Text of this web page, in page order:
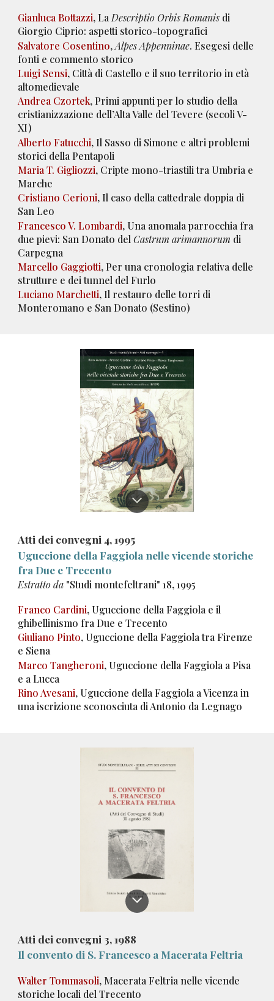
Gianluca Bottazzi, LaDescriptio Orbis Romanis di
Giorgio Ciprio: aspetti storico-topografici
Salvatore Cosentino,Alpes Appenninae. Esegesi delle
fonti e commento storico
Luigi Sensi, Città di Castello e il suo territorio in età
altomedievale
Andrea Czortek, Primi appunti per lo studio della
cristianizzazione dell’Alta Valle del Tevere (secoli V-
XI)
Alberto Fatucchi, Il Sasso di Simone e altri problemi
storici della Pentapoli
Maria T. Gigliozzi, Cripte mono-triastili tra Umbria e
Marche
Cristiano Cerioni, Il caso della cattedrale doppia di
San Leo
Francesco V. Lombardi, Una anomala parrocchia fra
due pievi: San Donato delCastrum arimannorum di
Carpegna
Marcello Gaggiotti, Per una cronologia relativa delle
strutture e dei tunnel del Furlo
Luciano Marchetti, Il restauro delle torri di
Monteromano e San Donato (Sestino)
Atti dei convegni 4, 1995
Uguccione della Faggiola nelle vicende storiche
fra Due e Trecento
Estratto da "Studi montefeltrani" 18, 1995
Franco Cardini, Uguccione della Faggiola e il
ghibellinismo fra Due e Trecento
Giuliano Pinto, Uguccione della Faggiola tra Firenze
e Siena
Marco Tangheroni, Uguccione della Faggiola a Pisa
e a Lucca
Rino Avesani, Uguccione della Faggiola a Vicenza in
una iscrizione sconosciuta di Antonio da Legnago
Atti dei convegni 3, 1988
Il convento di S. Francesco a Macerata Feltria
Walter Tommasoli, Macerata Feltria nelle vicende
storiche locali del Trecento